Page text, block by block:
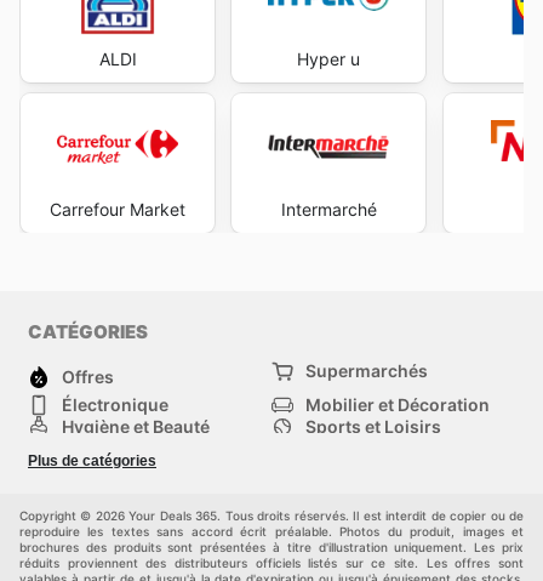
ALDI
Carrefour Market
Hyper u
Intermarché
CATÉGORIES
Offres
Supermarchés
Électronique
Mobilier et Décoration
Hygiène et Beauté
Sports et Loisirs
Mode
Animalerie
maison
Plus de catégories
Copyright © 2026 Your Deals 365. Tous droits réservés. Il est interdit de copier ou de
reproduire les textes sans accord écrit préalable. Photos du produit, images et
brochures des produits sont présentées à titre d'illustration uniquement. Les prix
réduits proviennent des distributeurs officiels listés sur ce site. Les offres sont